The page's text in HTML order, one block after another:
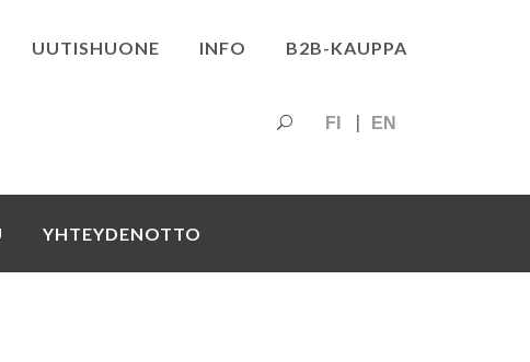
UUTISHUONE INFO B2B-KAUPPA
FI EN
YHTEYDENOTTO